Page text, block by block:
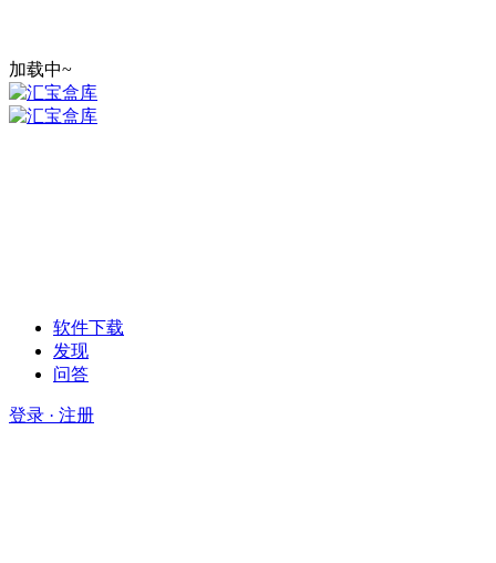
加载中~
软件下载
发现
问答
登录 · 注册